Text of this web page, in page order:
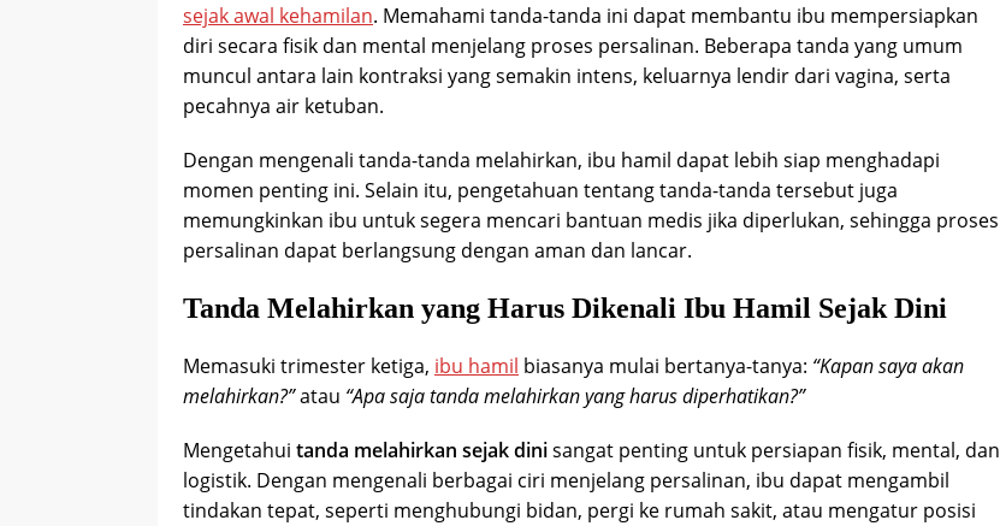
sejak awal kehamilan. Memahami tanda-tanda ini dapat membantu ibu mempersiapkan
diri secara fisik dan mental menjelang proses persalinan. Beberapa tanda yang umum
muncul antara lain kontraksi yang semakin intens, keluarnya lendir dari vagina, serta
pecahnya air ketuban.
Dengan mengenali tanda-tanda melahirkan, ibu hamil dapat lebih siap menghadapi
momen penting ini. Selain itu, pengetahuan tentang tanda-tanda tersebut juga
memungkinkan ibu untuk segera mencari bantuan medis jika diperlukan, sehingga proses
persalinan dapat berlangsung dengan aman dan lancar.
Tanda Melahirkan yang Harus Dikenali Ibu Hamil Sejak Dini
Memasuki trimester ketiga, ibu hamil biasanya mulai bertanya-tanya: “Kapan saya akan
melahirkan?”atau “Apa saja tanda melahirkan yang harus diperhatikan?”
Mengetahui tanda melahirkan sejak dinisangat penting untuk persiapan fisik, mental, dan
logistik. Dengan mengenali berbagai ciri menjelang persalinan, ibu dapat mengambil
tindakan tepat, seperti menghubungi bidan, pergi ke rumah sakit, atau mengatur posisi